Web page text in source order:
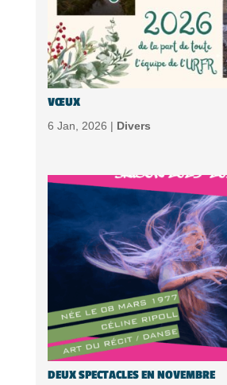
VŒUX
6 Jan, 2026 | Divers
DEUX SPECTACLES EN NOVEMBRE